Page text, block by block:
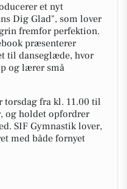
et nyt
Dig Glad", som lover
fremfor perfektion.
præsenterer
til danseglæde, hvor
og lærer små
torsdag fra kl. 11.00 til
og holdet opfordrer
SIF Gymnastik lover,
med både fornyet